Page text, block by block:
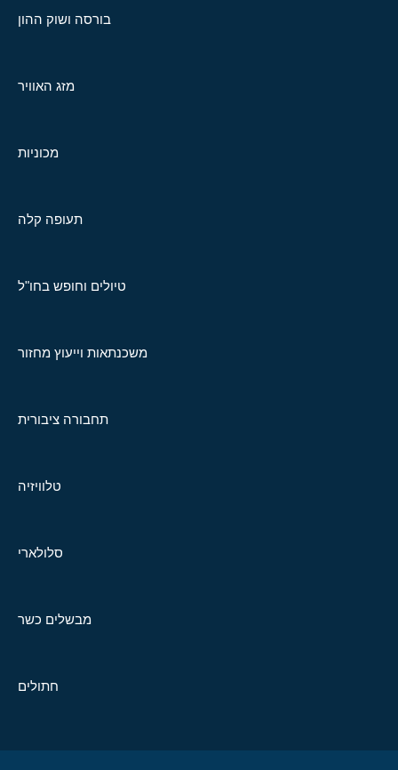
בורסה ושוק ההון
מזג האוויר
מכוניות
תעופה קלה
טיולים וחופש בחו"ל
משכנתאות וייעוץ מחזור
תחבורה ציבורית
טלוויזיה
סלולארי
מבשלים כשר
חתולים